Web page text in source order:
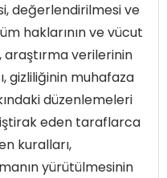
değerlendirilmesi ve
haklarının ve vücut
araştırma verilerinin
gizliliğinin muhafaza
düzenlemeleri
eden taraflarca
kuralları,
yürütülmesinin